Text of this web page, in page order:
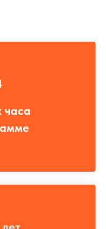
часа